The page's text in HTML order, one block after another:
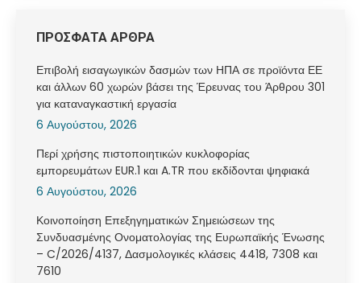
ΠΡΟΣΦΑΤΑ ΑΡΘΡΑ
Επιβολή εισαγωγικών δασμών των ΗΠΑ σε προϊόντα ΕΕ
και άλλων 60 χωρών βάσει της Έρευνας του Άρθρου 301
για καταναγκαστική εργασία
6 Αυγούστου, 2026
Περί χρήσης πιστοποιητικών κυκλοφορίας
εμπορευμάτων EUR.1 και A.TR που εκδίδονται ψηφιακά
6 Αυγούστου, 2026
Κοινοποίηση Επεξηγηματικών Σημειώσεων της
Συνδυασμένης Ονοματολογίας της Ευρωπαϊκής Ένωσης
– C/2026/4137, Δασμολογικές κλάσεις 4418, 7308 και
7610